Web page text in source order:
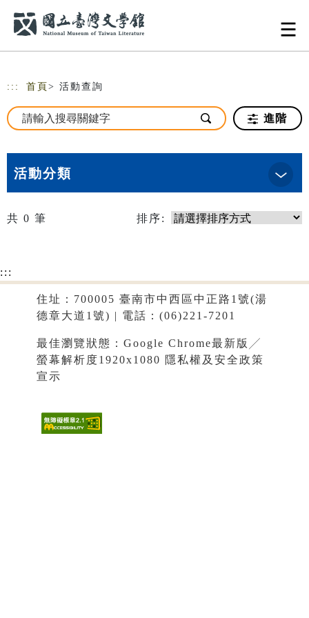
::: 首頁 > 活動查詢
進階
活動分類
共 0 筆 排序:
:::
住址：700005 臺南市中西區中正路1號(湯
德章大道1號) | 電話：(06)221-7201
最佳瀏覽狀態：Google Chrome最新版╱
螢幕解析度1920x1080 隱私權及安全政策
宣示